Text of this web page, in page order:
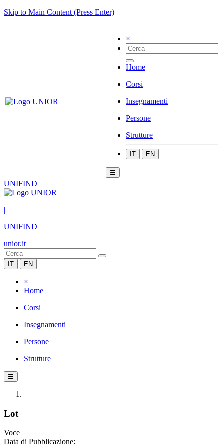
Skip to Main Content (Press Enter)
×
Home
Corsi
Insegnamenti
Persone
Strutture
IT EN
☰
UNIFIND
|
UNIFIND
unior.it
IT EN
×
Home
Corsi
Insegnamenti
Persone
Strutture
☰
Lot
Voce
Data di Pubblicazione: